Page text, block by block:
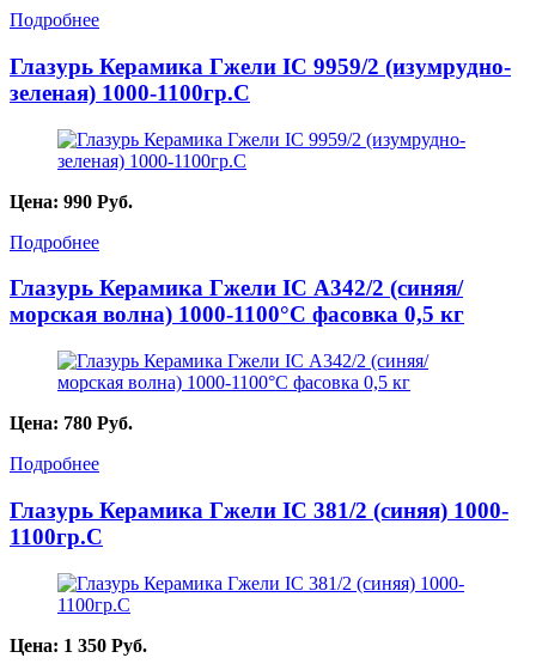
Подробнее
Глазурь Керамика Гжели IC 9959/2 (изумрудно-
зеленая) 1000-1100гр.С
Цена: 990 Руб.
Подробнее
Глазурь Керамика Гжели IC А342/2 (синяя/
морская волна) 1000-1100°С фасовка 0,5 кг
Цена: 780 Руб.
Подробнее
Глазурь Керамика Гжели IC 381/2 (синяя) 1000-
1100гр.С
Цена: 1 350 Руб.